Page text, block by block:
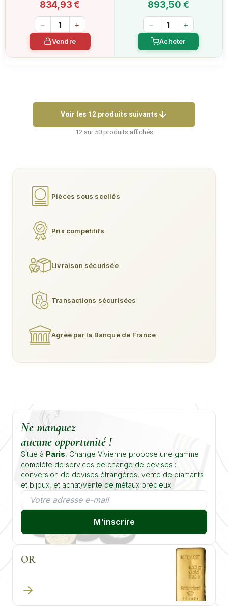
834,93 €
− +
Vendre
893,50 €
− +
Acheter
Voir les 12 produits suivants
12 sur 50 produits affichés
Pièces sous scellés
Prix compétitifs
Livraison sécurisée
Transactions sécurisées
Agréé par la Banque de France
Ne manquez
aucune opportunité !
Situé à Paris, Change Vivienne propose une gamme
complète de services de change de devises :
conversion de devises étrangères, vente de diamants
et bijoux, et achat/vente de métaux précieux.
M'inscrire
OR